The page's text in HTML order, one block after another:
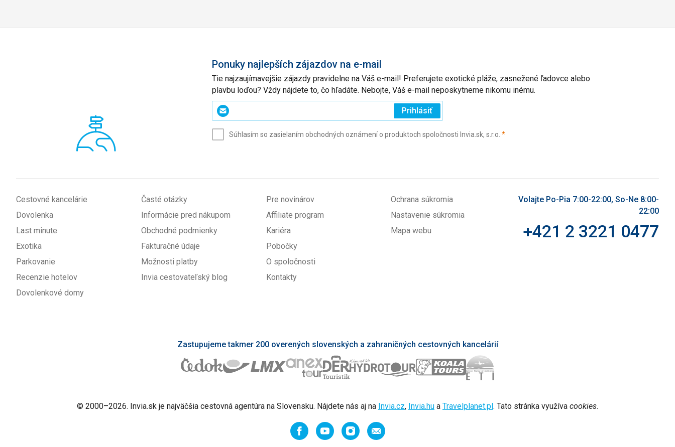
Ponuky najlepších zájazdov na e-mail
Tie najzaujímavejšie zájazdy pravidelne na Váš e-mail! Preferujete exotické pláže, zasnežené ľadovce alebo
plavbu loďou? Vždy nájdete to, čo hľadáte. Nebojte, Váš e-mail neposkytneme nikomu inému.
Zadajte
svoj
Prihlásiť
Súhlasím so zasielaním obchodných oznámení o produktoch spoločnosti Invia.sk, s.r.o. *(povinné)
Cestovné kancelárie
Dovolenka
Last minute
Exotika
Parkovanie
Recenzie hotelov
Dovolenkové domy
Časté otázky
Informácie pred nákupom
Obchodné podmienky
Fakturačné údaje
Možnosti platby
Invia cestovateľský blog
Pre novinárov
Affiliate program
Kariéra
Pobočky
O spoločnosti
Kontakty
Ochrana súkromia
Nastavenie súkromia
Mapa webu
Volajte Po-Pia 7:00-22:00, So-Ne 8:00-
22:00
+421 2 3221 0477
Zastupujeme takmer 200 overených slovenských a zahraničných cestovných kancelárií
© 2000–2026. Invia.sk je najväčšia cestovná agentúra na Slovensku. Nájdete nás aj na Invia.cz, Invia.hu a Travelplanet.pl. Tato stránka využíva cookies.
FacebookYouTubeInstagramOdporučiť